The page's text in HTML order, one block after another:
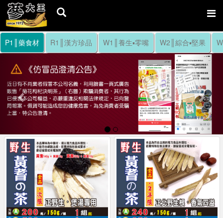
Previous
P1║藥食材 R1║漢方珍品 W1║養生▪零嘴 W2║綜合▪堅果